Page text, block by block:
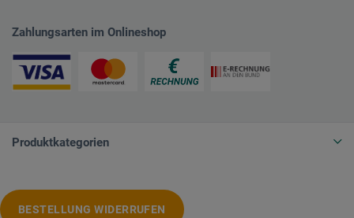
Zahlungsarten im Onlineshop
Produktkategorien
BESTELLUNG WIDERRUFEN